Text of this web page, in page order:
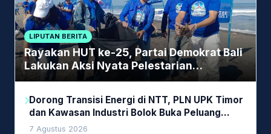
LIPUTAN BERITA
Rayakan HUT ke-25, Partai Demokrat Bali
Lakukan Aksi Nyata Pelestarian
Lingkungan
Dorong Transisi Energi di NTT, PLN UPK Timor
dan Kawasan Industri Bolok Buka Peluang
Investasi Woodchip untuk Cofiring PLTU Bolok
7 Agustus 2026